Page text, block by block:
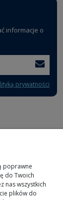
informacje o
prywatności
poprawne
do Twoich
nas wszystkich
plików do